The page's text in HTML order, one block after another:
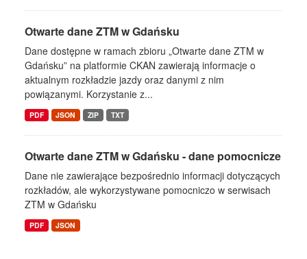
Otwarte dane ZTM w Gdańsku
Dane dostępne w ramach zbioru „Otwarte dane ZTM w
Gdańsku” na platformie CKAN zawierają informacje o
aktualnym rozkładzie jazdy oraz danymi z nim
powiązanymi. Korzystanie z...
PDF JSON ZIP TXT
Otwarte dane ZTM w Gdańsku - dane pomocnicze
Dane nie zawierające bezpośrednio informacji dotyczących
rozkładów, ale wykorzystywane pomocniczo w serwisach
ZTM w Gdańsku
PDF JSON